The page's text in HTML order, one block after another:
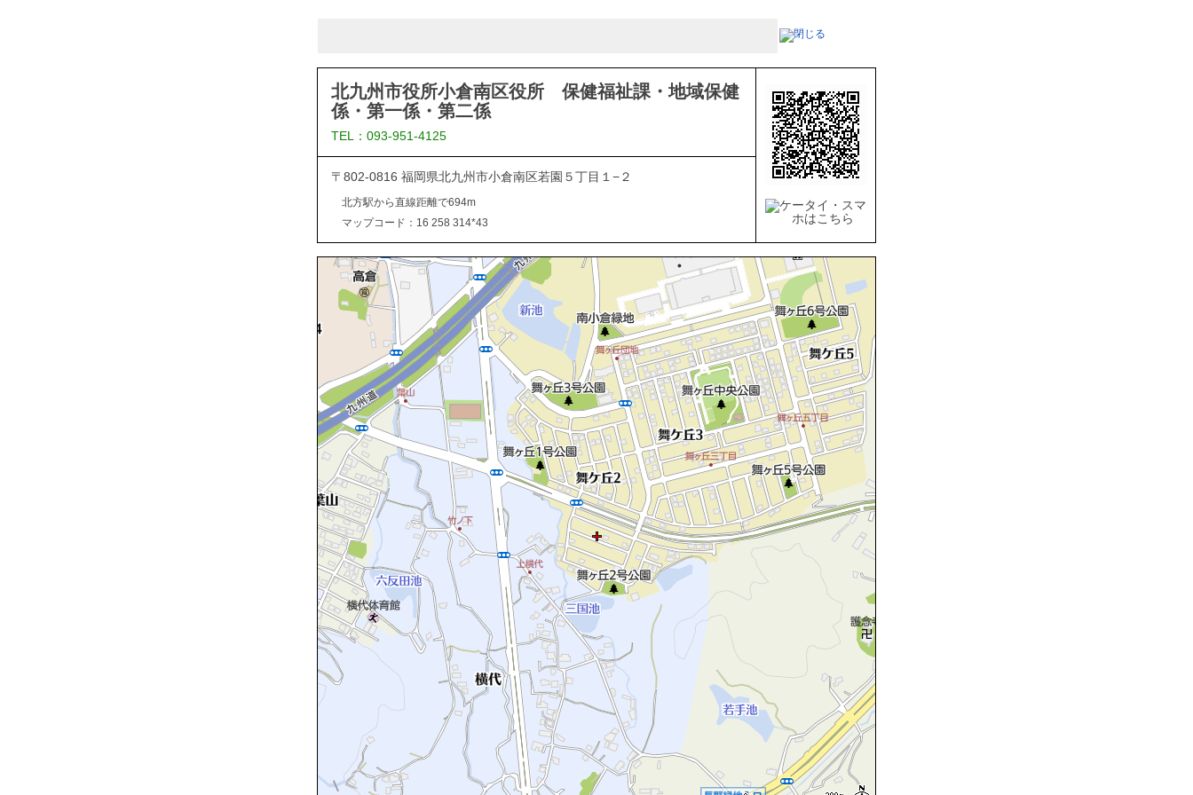
北九州市役所小倉南区役所 保健福祉課・地域保健
係・第一係・第二係
TEL：093-951-4125
〒802-0816 福岡県北九州市小倉南区若園５丁目１−２
北方駅から直線距離で694m
マップコード：16 258 314*43